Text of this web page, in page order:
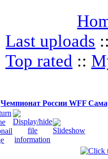
Last uploads
Top rated ::
Чемпионат России WFF